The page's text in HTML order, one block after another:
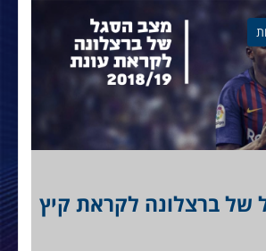
של ברצלונה לקראת קיץ